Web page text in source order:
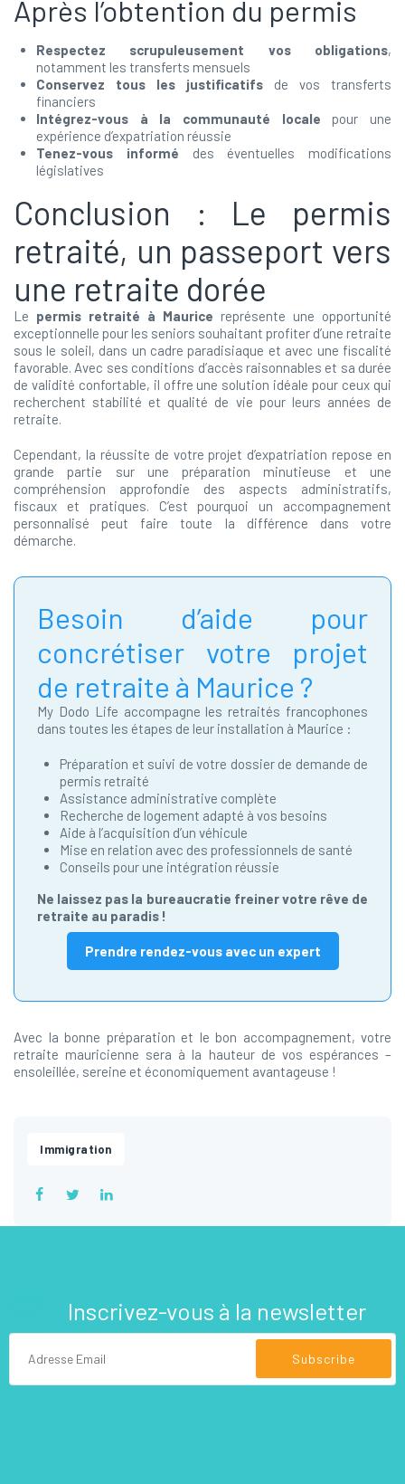
Après l’obtention du permis
Respectez scrupuleusement vos obligations,
notamment les transferts mensuels
Conservez tous les justificatifs de vos transferts
financiers
Intégrez-vous à la communauté locale pour une
expérience d’expatriation réussie
Tenez-vous informé des éventuelles modifications
législatives
Conclusion : Le permis
retraité, un passeport vers
une retraite dorée
Le permis retraité à Maurice représente une opportunité
exceptionnelle pour les seniors souhaitant profiter d’une retraite
sous le soleil, dans un cadre paradisiaque et avec une fiscalité
favorable. Avec ses conditions d’accès raisonnables et sa durée
de validité confortable, il offre une solution idéale pour ceux qui
recherchent stabilité et qualité de vie pour leurs années de
retraite.
Cependant, la réussite de votre projet d’expatriation repose en
grande partie sur une préparation minutieuse et une
compréhension approfondie des aspects administratifs,
fiscaux et pratiques. C’est pourquoi un accompagnement
personnalisé peut faire toute la différence dans votre
démarche.
Besoin d’aide pour
concrétiser votre projet
de retraite à Maurice ?
My Dodo Life accompagne les retraités francophones
dans toutes les étapes de leur installation à Maurice :
Préparation et suivi de votre dossier de demande de
permis retraité
Assistance administrative complète
Recherche de logement adapté à vos besoins
Aide à l’acquisition d’un véhicule
Mise en relation avec des professionnels de santé
Conseils pour une intégration réussie
Ne laissez pas la bureaucratie freiner votre rêve de
retraite au paradis !
Prendre rendez-vous avec un expert
Avec la bonne préparation et le bon accompagnement, votre
retraite mauricienne sera à la hauteur de vos espérances –
ensoleillée, sereine et économiquement avantageuse !
Immigration
Inscrivez-vous à la newsletter